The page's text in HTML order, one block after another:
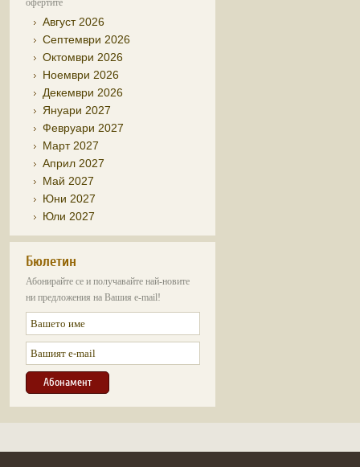
офертите
Август 2026
Септември 2026
Октомври 2026
Ноември 2026
Декември 2026
Януари 2027
Февруари 2027
Март 2027
Април 2027
Май 2027
Юни 2027
Юли 2027
Бюлетин
Абонирайте се и получавайте най-новите
ни предложения на Вашия e-mail!